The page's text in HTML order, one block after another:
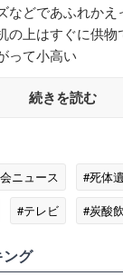
などであふれか
上はすぐに供物
って小高い
続きを読む
ニュース
#死体
#テレビ #炭酸
グ